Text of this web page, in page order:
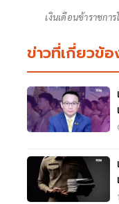
เงินเดือนข้าราชกา
ข่าวที่เกี่ยวข้